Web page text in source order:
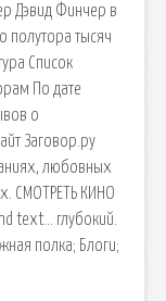
Дэвид Финчер в
полутора тысяч
Список
По дате
о
Заговор.ру
любовных
СМОТРЕТЬ КИНО
text… глубокий.
полка; Блоги;